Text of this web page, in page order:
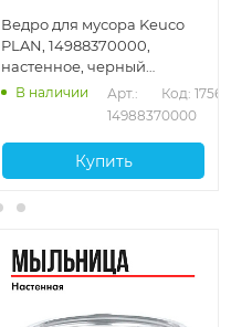
Ведро для мусора Keuco
PLAN, 14988370000,
настенное, черный
матовый
В наличии
Арт.:
14988370000
Код: 17568
Купить